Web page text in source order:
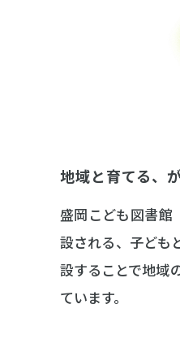
地域と育てる、
盛岡こども図書館
設される、子ども
設することで地域
ています。